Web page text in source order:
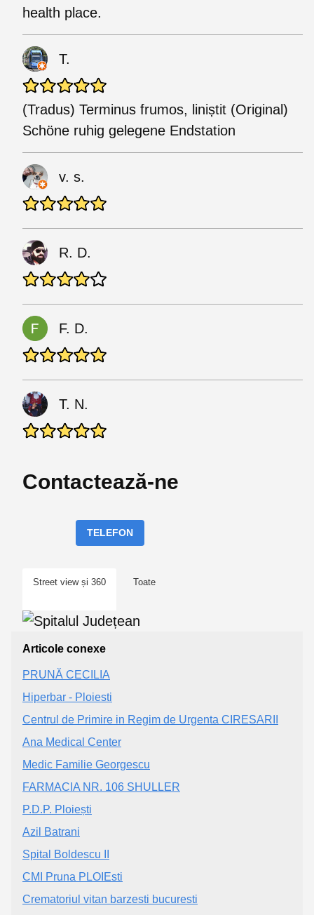
health place.
T.
(Tradus) Terminus frumos, liniștit (Original)
Schöne ruhig gelegene Endstation
v. s.
R. D.
F. D.
T. N.
Contactează-ne
TELEFON
Street view și 360 Toate
Articole conexe
PRUNĂ CECILIA
Hiperbar - Ploiesti
Centrul de Primire in Regim de Urgenta CIRESARII
Ana Medical Center
Medic Familie Georgescu
FARMACIA NR. 106 SHULLER
P.D.P. Ploiești
Azil Batrani
Spital Boldescu II
CMI Pruna PLOIEsti
Crematoriul vitan barzesti bucuresti